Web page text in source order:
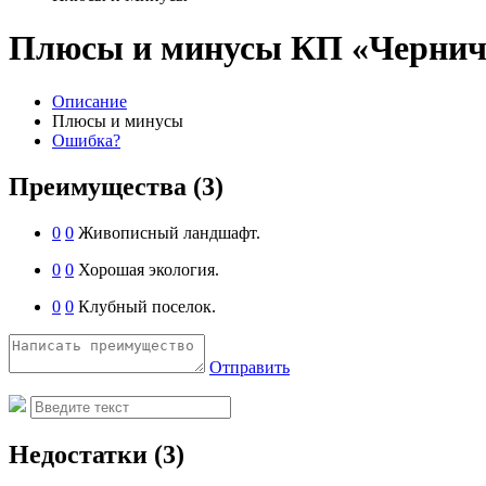
Плюсы и минусы КП
Описание
Плюсы и минусы
Ошибка?
Преимущества (3)
0 0 Живописный ландшафт.
0 0 Хорошая экология.
0 0 Клубный поселок.
Отправить
Недостатки (3)